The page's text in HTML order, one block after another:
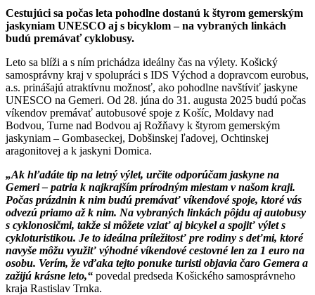
Cestujúci sa počas leta pohodlne dostanú k štyrom gemerským
jaskyniam UNESCO aj s bicyklom – na vybraných linkách
budú premávať cyklobusy.
Leto sa blíži a s ním prichádza ideálny čas na výlety. Košický
samosprávny kraj v spolupráci s IDS Východ a dopravcom eurobus,
a.s. prinášajú atraktívnu možnosť, ako pohodlne navštíviť jaskyne
UNESCO na Gemeri. Od 28. júna do 31. augusta 2025 budú počas
víkendov premávať autobusové spoje z Košíc, Moldavy nad
Bodvou, Turne nad Bodvou aj Rožňavy k štyrom gemerským
jaskyniam – Gombaseckej, Dobšinskej ľadovej, Ochtinskej
aragonitovej a k jaskyni Domica.
„Ak hľadáte tip na letný výlet, určite odporúčam jaskyne na
Gemeri – patria k najkrajším prírodným miestam v našom kraji.
Počas prázdnin k nim budú premávať víkendové spoje, ktoré vás
odvezú priamo až k nim. Na vybraných linkách pôjdu aj autobusy
s cyklonosičmi, takže si môžete vziať aj bicykel a spojiť výlet s
cykloturistikou. Je to ideálna príležitosť pre rodiny s deťmi, ktoré
navyše môžu využiť výhodné víkendové cestovné len za 1 euro na
osobu. Verím, že vďaka tejto ponuke turisti objavia čaro Gemera a
zažijú krásne leto,“ povedal predseda Košického samosprávneho
kraja Rastislav Trnka.